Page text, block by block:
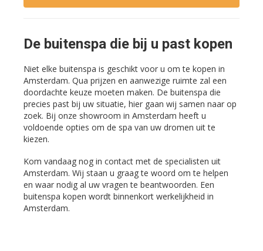
De buitenspa die bij u past kopen
Niet elke buitenspa is geschikt voor u om te kopen in
Amsterdam. Qua prijzen en aanwezige ruimte zal een
doordachte keuze moeten maken. De buitenspa die
precies past bij uw situatie, hier gaan wij samen naar op
zoek. Bij onze showroom in Amsterdam heeft u
voldoende opties om de spa van uw dromen uit te
kiezen.
Kom vandaag nog in contact met de specialisten uit
Amsterdam. Wij staan u graag te woord om te helpen
en waar nodig al uw vragen te beantwoorden. Een
buitenspa kopen wordt binnenkort werkelijkheid in
Amsterdam.